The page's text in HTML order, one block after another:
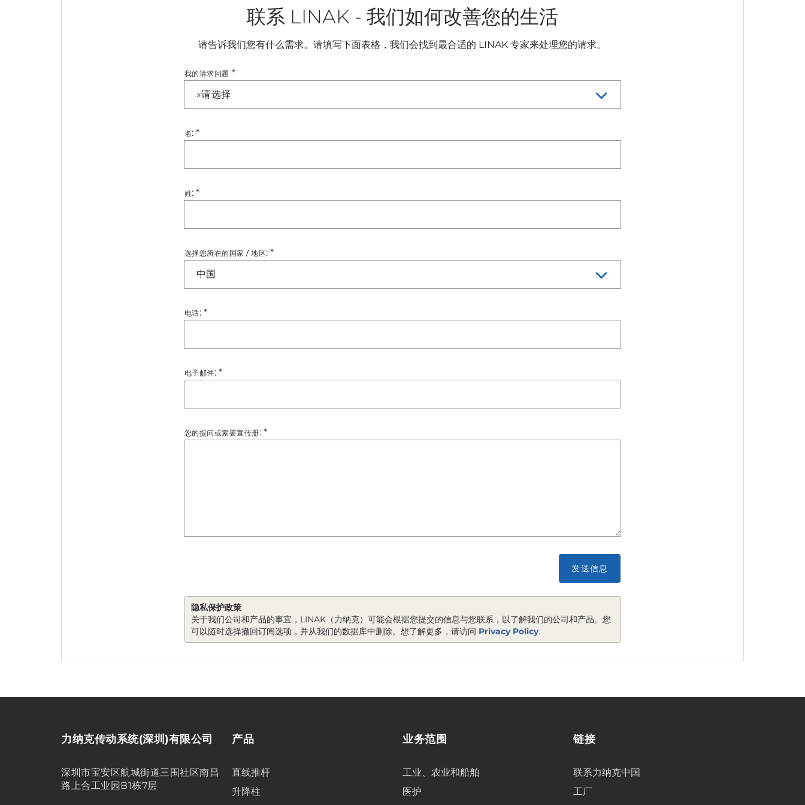
联系 LINAK - 我们如何改善您的生活
请告诉我们您有什么需求。请填写下面表格，我们会找到最合适的 LINAK 专家来处理您的请求。
我的请求问题 *
»请选择
名 :*
姓:*
选择您所在的国家 / 地区:*
中国
电话: *
电子邮件: *
您的提问或索要宣传册: *
发送信息
隐私保护政策
关于我们公司和产品的事宜，LINAK（力纳克）可能会根据您提交的信息与您联系，以了解我们的公司和产品。您
可以随时选择撤回订阅选项，并从我们的数据库中删除。想了解更多，请访问 Privacy Policy.
力纳克传动系统(深圳)有限公司
深圳市宝安区航城街道三围社区南昌
路上合工业园B1栋7层
产品
直线推杆
升降柱
业务范围
工业、农业和船舶
医护
链接
联系力纳克中国
工厂